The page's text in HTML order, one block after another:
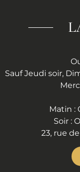
Sauf Jeudi soir,
Matin :
Soir :
23, rue